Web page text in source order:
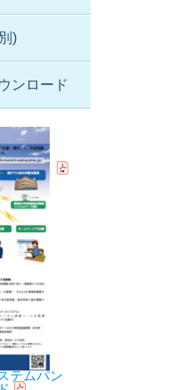
)
ンロード
テムパン